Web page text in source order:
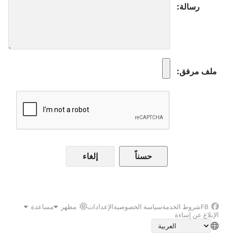
رسالة
ملف مرفق
إلغاء
FBشروط الخدمةسياسة الخصوصيةالإعدادات مظهر
مساعدة
الإبلاغ عن إساءة